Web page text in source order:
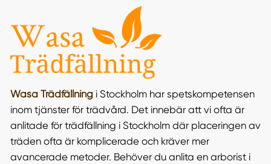
Wasa Trädfällningi Stockholm har spetskompetensen
inom tjänster för trädvård. Det innebär att vi ofta är
anlitade för trädfällning i Stockholm där placeringen av
träden ofta är komplicerade och kräver mer
avancerade metoder. Behöver du anlita en arborist i